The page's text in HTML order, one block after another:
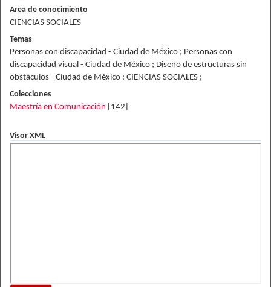
Area de conocimiento
CIENCIAS SOCIALES
Temas
Personas con discapacidad - Ciudad de México ; Personas con
discapacidad visual - Ciudad de México ; Diseño de estructuras sin
obstáculos - Ciudad de México ; CIENCIAS SOCIALES ;
Colecciones
Maestría en Comunicación [142]
Visor XML